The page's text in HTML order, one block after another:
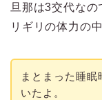
旦那は3交代な
リギリの体力の
まとまった睡眠
いたよ。